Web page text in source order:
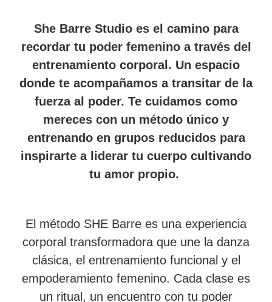
She Barre Studio es el camino para
recordar tu poder femenino a través del
entrenamiento corporal. Un espacio
donde te acompañamos a transitar de la
fuerza al poder. Te cuidamos como
mereces con un método único y
entrenando en grupos reducidos para
inspirarte a liderar tu cuerpo cultivando
tu amor propio.
El método SHE Barre es una experiencia
corporal transformadora que une la danza
clásica, el entrenamiento funcional y el
empoderamiento femenino. Cada clase es
un ritual, un encuentro con tu poder